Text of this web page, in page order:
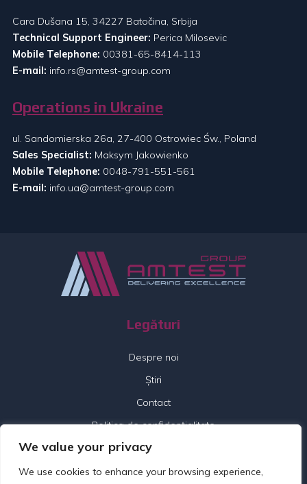
We value your privacy
We use cookies to enhance your browsing experience,
Cara Dušana 15, 34227 Batočina, Srbija
Technical Support Engineer: Perica Milosevic
Mobile Telephone: 00381-65-8414-113
E-mail: info.rs@amtest-group.com
Operations in Ukraine
ul. Sandomierska 26a, 27-400 Ostrowiec Św., Poland
Sales Specialist: Maksym Jakowienko
Mobile Telephone: 0048-791-551-561
E-mail: info.ua@amtest-group.com
Legături
Despre noi
Știri
Contact
Politica de confidențialitate